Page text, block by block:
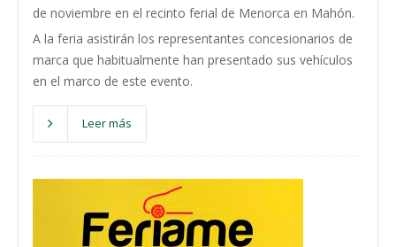
de noviembre en el recinto ferial de Menorca en Mahón.
A la feria asistirán los representantes concesionarios de
marca que habitualmente han presentado sus vehículos
en el marco de este evento.
Leer más